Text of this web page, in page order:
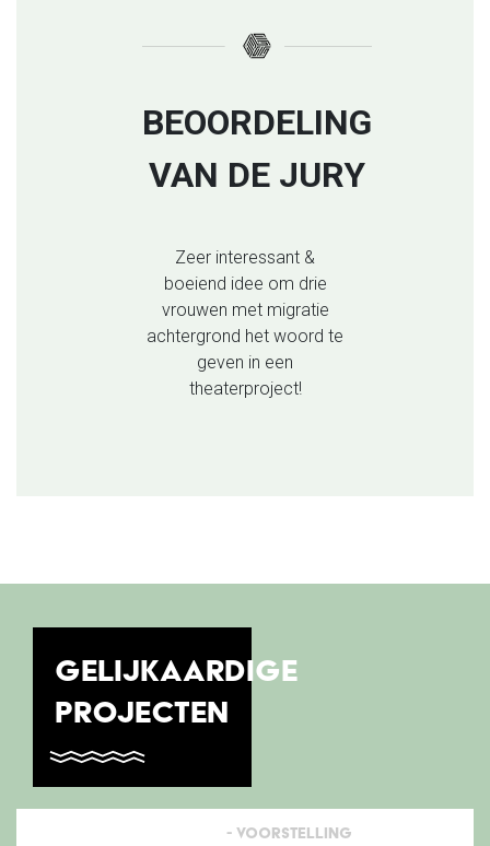
BEOORDELING
VAN DE JURY
Zeer interessant &
boeiend idee om drie
vrouwen met migratie
achtergrond het woord te
geven in een
theaterproject!
GELIJKAARDIGE
PROJECTEN
-Voorstelling